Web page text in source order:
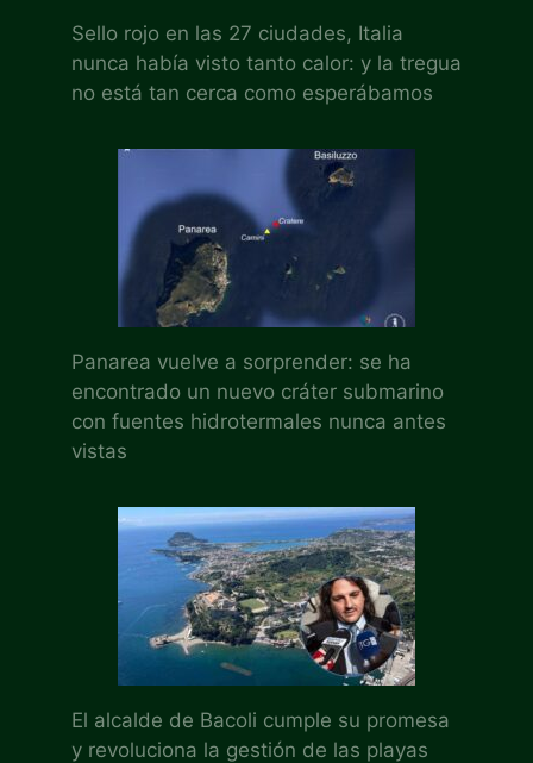
Sello rojo en las 27 ciudades, Italia
nunca había visto tanto calor: y la tregua
no está tan cerca como esperábamos
Panarea vuelve a sorprender: se ha
encontrado un nuevo cráter submarino
con fuentes hidrotermales nunca antes
vistas
El alcalde de Bacoli cumple su promesa
y revoluciona la gestión de las playas